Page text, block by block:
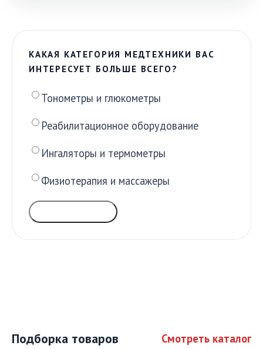
КАКАЯ КАТЕГОРИЯ МЕДТЕХНИКИ ВАС
ИНТЕРЕСУЕТ БОЛЬШЕ ВСЕГО?
Тонометры и глюкометры
Реабилитационное оборудование
Ингаляторы и термометры
Физиотерапия и массажеры
Подборка товаров Смотреть каталог